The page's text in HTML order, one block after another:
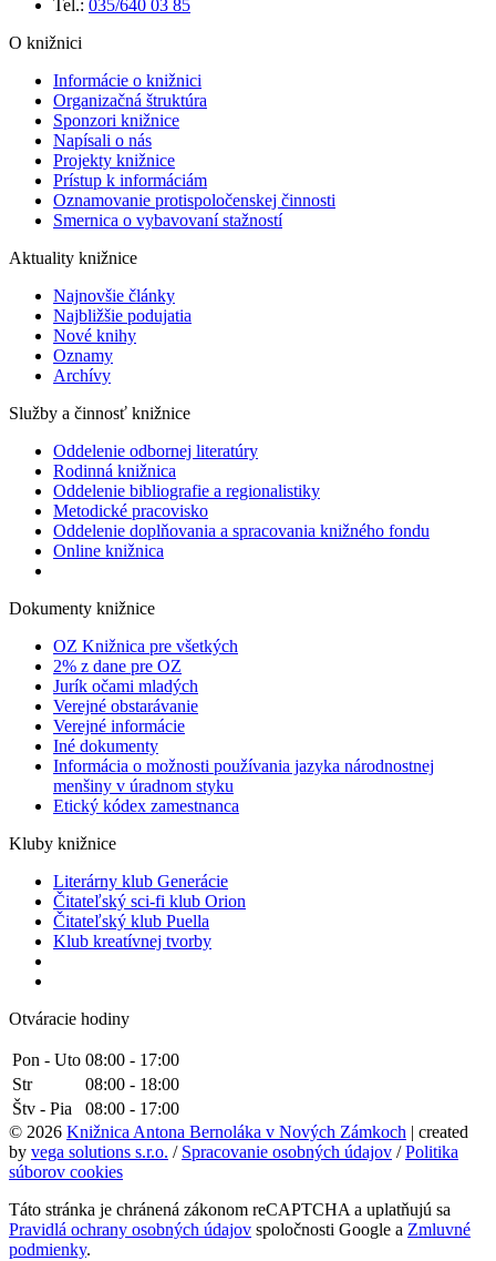
Tel.: 035/640 03 85
O knižnici
Informácie o knižnici
Organizačná štruktúra
Sponzori knižnice
Napísali o nás
Projekty knižnice
Prístup k informáciám
Oznamovanie protispoločenskej činnosti
Smernica o vybavovaní stažností
Aktuality knižnice
Najnovšie články
Najbližšie podujatia
Nové knihy
Oznamy
Archívy
Služby a činnosť knižnice
Oddelenie odbornej literatúry
Rodinná knižnica
Oddelenie bibliografie a regionalistiky
Metodické pracovisko
Oddelenie doplňovania a spracovania knižného fondu
Online knižnica
Dokumenty knižnice
OZ Knižnica pre všetkých
2% z dane pre OZ
Jurík očami mladých
Verejné obstarávanie
Verejné informácie
Iné dokumenty
Informácia o možnosti používania jazyka národnostnej
menšiny v úradnom styku
Etický kódex zamestnanca
Kluby knižnice
Literárny klub Generácie
Čitateľský sci-fi klub Orion
Čitateľský klub Puella
Klub kreatívnej tvorby
Otváracie hodiny
Pon - Uto 08:00 - 17:00
Str
08:00 - 18:00
Štv - Pia
08:00 - 17:00
© 2026 Knižnica Antona Bernoláka v Nových Zámkoch | created
by vega solutions s.r.o. / Spracovanie osobných údajov /Politika
súborov cookies
Táto stránka je chránená zákonom reCAPTCHA a uplatňujú sa
Pravidlá ochrany osobných údajov spoločnosti Google a Zmluvné
podmienky.